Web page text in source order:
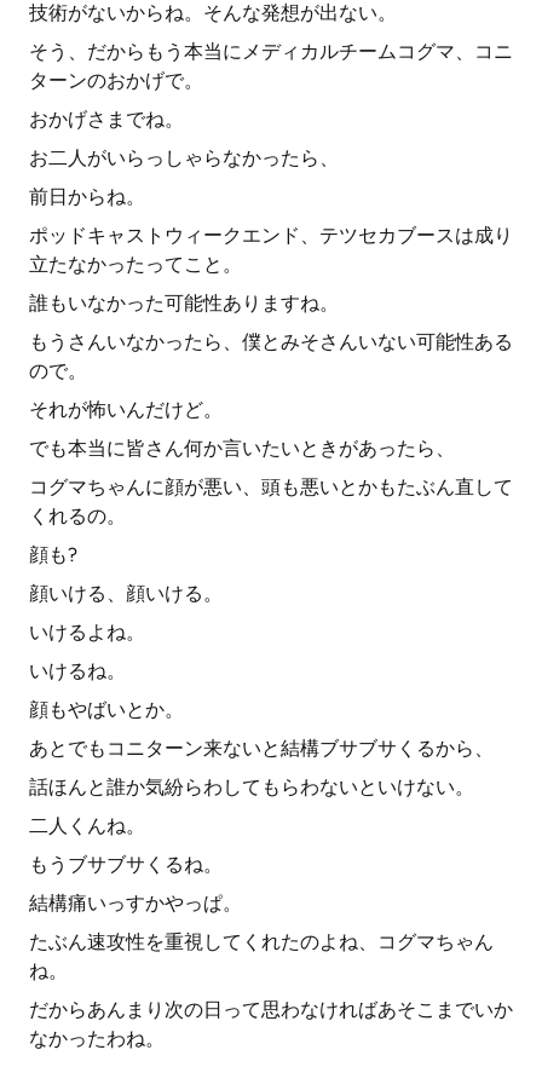
技術がないからね。そんな発想が出ない。
そう、だからもう本当にメディカルチームコグマ、コニ
ターンのおかげで。
おかげさまでね。
お二人がいらっしゃらなかったら、
前日からね。
ポッドキャストウィークエンド、テツセカブースは成り
立たなかったってこと。
誰もいなかった可能性ありますね。
もうさんいなかったら、僕とみそさんいない可能性ある
ので。
それが怖いんだけど。
でも本当に皆さん何か言いたいときがあったら、
コグマちゃんに顔が悪い、頭も悪いとかもたぶん直して
くれるの。
顔も?
顔いける、顔いける。
いけるよね。
いけるね。
顔もやばいとか。
あとでもコニターン来ないと結構ブサブサくるから、
話ほんと誰か気紛らわしてもらわないといけない。
二人くんね。
もうブサブサくるね。
結構痛いっすかやっぱ。
たぶん速攻性を重視してくれたのよね、コグマちゃん
ね。
だからあんまり次の日って思わなければあそこまでいか
なかったわね。